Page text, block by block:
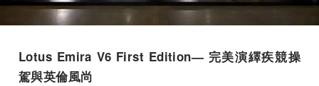
Lotus Emira V6 First Edition— 完美演繹疾競操
駕與英倫風尚